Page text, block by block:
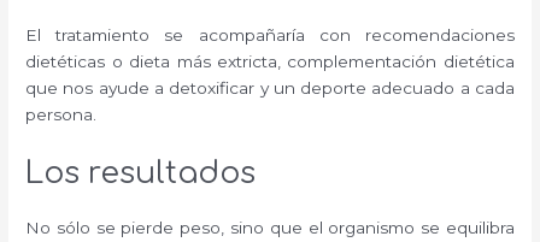
El tratamiento se acompañaría con recomendaciones
dietéticas o dieta más extricta, complementación dietética
que nos ayude a detoxificar y un deporte adecuado a cada
persona.
Los resultados
No sólo se pierde peso, sino que el organismo se equilibra